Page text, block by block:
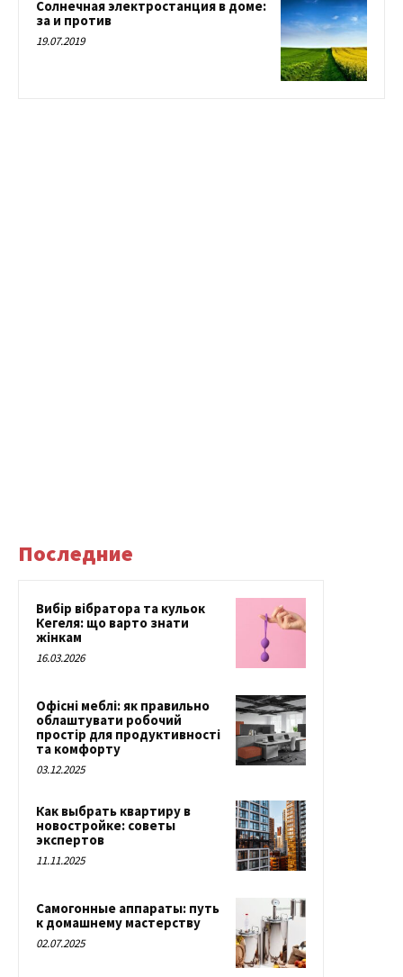
Солнечная электростанция в доме:
за и против
19.07.2019
Последние
Вибір вібратора та кульок
Кегеля: що варто знати
жінкам
16.03.2026
Офісні меблі: як правильно
облаштувати робочий
простір для продуктивності
та комфорту
03.12.2025
Как выбрать квартиру в
новостройке: советы
экспертов
11.11.2025
Самогонные аппараты: путь
к домашнему мастерству
02.07.2025